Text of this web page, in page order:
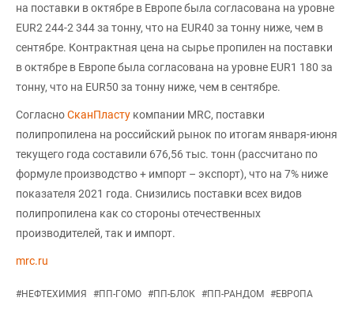
на поставки в октябре в Европе была согласована на уровне
EUR2 244-2 344 за тонну, что на EUR40 за тонну ниже, чем в
сентябре. Контрактная цена на сырье пропилен на поставки
в октябре в Европе была согласована на уровне EUR1 180 за
тонну, что на EUR50 за тонну ниже, чем в сентябре.
СогласноСканПласту компании MRC, поставки
полипропилена на российский рынок по итогам января-июня
текущего года составили 676,56 тыс. тонн (рассчитано по
формуле производство + импорт – экспорт), что на 7% ниже
показателя 2021 года. Снизились поставки всех видов
полипропилена как со стороны отечественных
производителей, так и импорт.
mrc.ru
#НЕФТЕХИМИЯ #ПП-ГОМО #ПП-БЛОК #ПП-РАНДОМ #ЕВРОПА